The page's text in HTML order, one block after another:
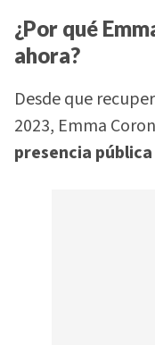
¿Por qué
ahora?
Desde que
2023, Emma
presencia